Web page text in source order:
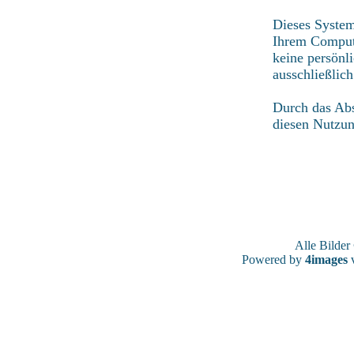
Dieses
Ihrem
keine
Durch das
diesen
Alle
Powered by 4images